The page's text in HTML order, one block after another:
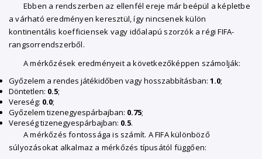
Ebben a rendszerben az ellenfél ereje már beépül a képletbe
a várható eredményen keresztül, így nincsenek külön
kontinentális koefficiensek vagy időalapú szorzók a régi FIFA-
rangsorrendszerből.
A mérkőzések eredményeit a következőképpen számolják:
Győzelem a rendes játékidőben vagy hosszabbításban: 1.0;
Döntetlen: 0.5;
Vereség: 0.0;
Győzelem tizenegyespárbajban: 0.75;
Vereség tizenegyespárbajban: 0.5.
A mérkőzés fontossága is számít. A FIFA különböző
súlyozásokat alkalmaz a mérkőzés típusától függően: